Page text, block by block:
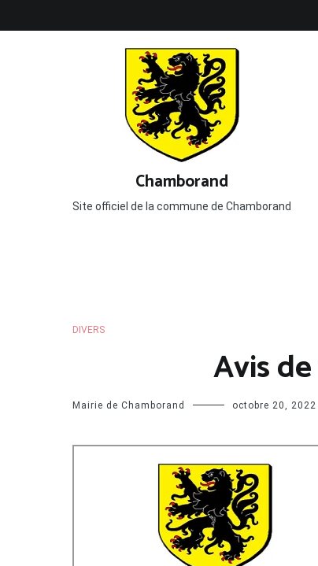
Chamborand
Site officiel de la commune de Chamborand
DIVERS
Avis
Mairie de Chamborand octobre 20, 2022